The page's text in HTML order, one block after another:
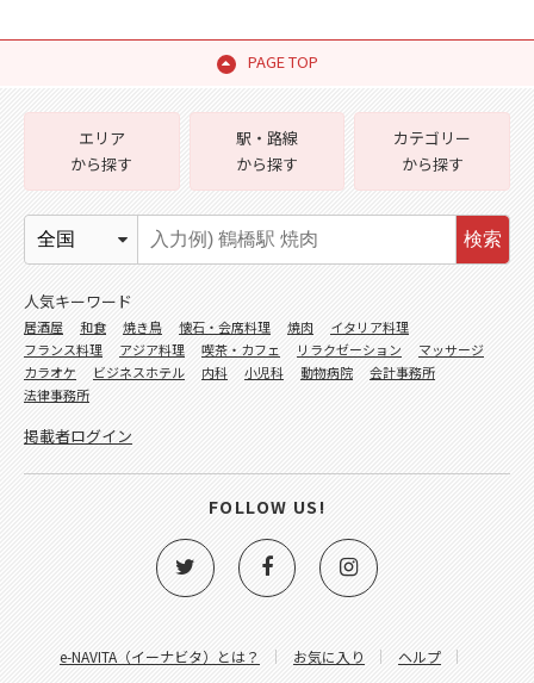
PAGE TOP
e-NAVITA（イーナビタ）とは？ お気に入り
ヘルプ
エリア
から探す
駅・路線
から探す
カテゴリー
から探す
検索
人気キーワード
居酒屋 和食 焼き鳥 懐石・会席料理 焼肉
イタリア料理
フランス料理
アジア料理 喫茶・カフェ リラクゼーション
マッサージ
カラオケ
ビジネスホテル 内科 小児科 動物病院
会計事務所
法律事務所
掲載者ログイン
FOLLOW US!